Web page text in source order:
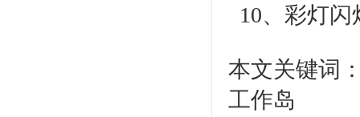
10、彩灯
本文关键词
工作岛